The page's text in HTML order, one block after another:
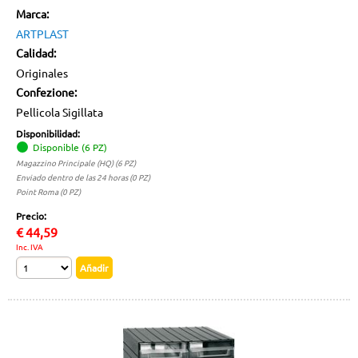
Marca:
ARTPLAST
Calidad:
Originales
Confezione:
Pellicola Sigillata
Disponibilidad:
Disponible (6 PZ)
Magazzino Principale (HQ) (6 PZ)
Enviado dentro de las 24 horas (0 PZ)
Point Roma (0 PZ)
Precio:
€44,59
Inc. IVA